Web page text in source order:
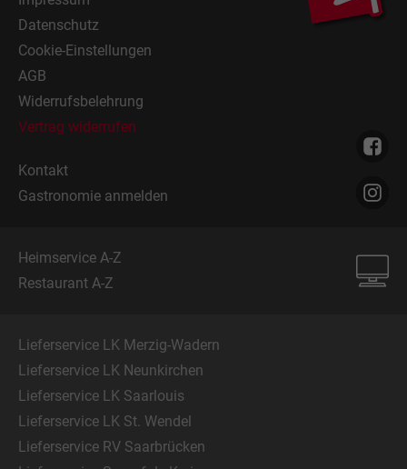
Datenschutz
Cookie-Einstellungen
AGB
Widerrufsbelehrung
Vertrag widerrufen
Kontakt
Gastronomie anmelden
Heimservice A-Z
Restaurant A-Z
Lieferservice LK Merzig-Wadern
Lieferservice LK Neunkirchen
Lieferservice LK Saarlouis
Lieferservice LK St. Wendel
Lieferservice RV Saarbrücken